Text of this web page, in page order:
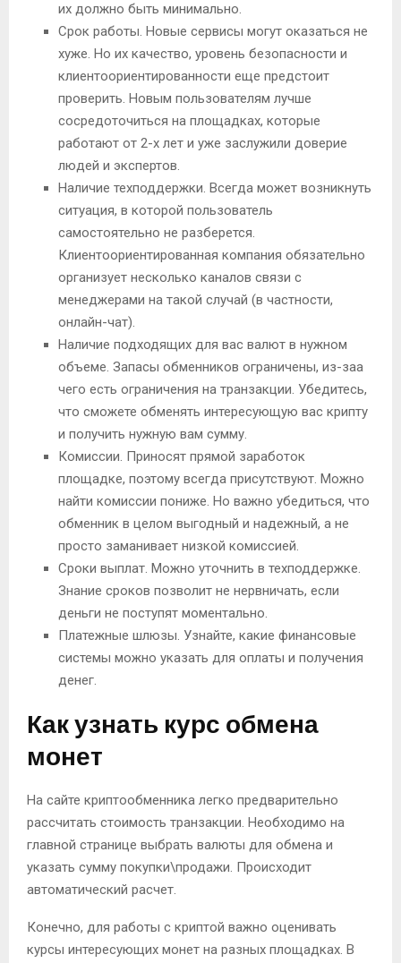
их должно быть минимально.
Срок работы. Новые сервисы могут оказаться не
хуже. Но их качество, уровень безопасности и
клиентоориентированности еще предстоит
проверить. Новым пользователям лучше
сосредоточиться на площадках, которые
работают от 2-х лет и уже заслужили доверие
людей и экспертов.
Наличие техподдержки. Всегда может возникнуть
ситуация, в которой пользователь
самостоятельно не разберется.
Клиентоориентированная компания обязательно
организует несколько каналов связи с
менеджерами на такой случай (в частности,
онлайн-чат).
Наличие подходящих для вас валют в нужном
объеме. Запасы обменников ограничены, из-заа
чего есть ограничения на транзакции. Убедитесь,
что сможете обменять интересующую вас крипту
и получить нужную вам сумму.
Комиссии. Приносят прямой заработок
площадке, поэтому всегда присутствуют. Можно
найти комиссии пониже. Но важно убедиться, что
обменник в целом выгодный и надежный, а не
просто заманивает низкой комиссией.
Сроки выплат. Можно уточнить в техподдержке.
Знание сроков позволит не нервничать, если
деньги не поступят моментально.
Платежные шлюзы. Узнайте, какие финансовые
системы можно указать для оплаты и получения
денег.
Как узнать курс обмена
монет
На сайте криптообменника легко предварительно
рассчитать стоимость транзакции. Необходимо на
главной странице выбрать валюты для обмена и
указать сумму покупки\продажи. Происходит
автоматический расчет.
Конечно, для работы с криптой важно оценивать
курсы интересующих монет на разных площадках. В